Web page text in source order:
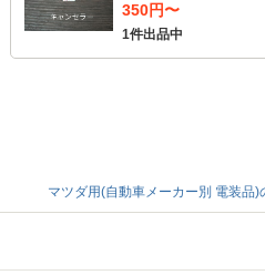
350円〜
1件出品中
マツダ用(自動車メーカー別 電装品)